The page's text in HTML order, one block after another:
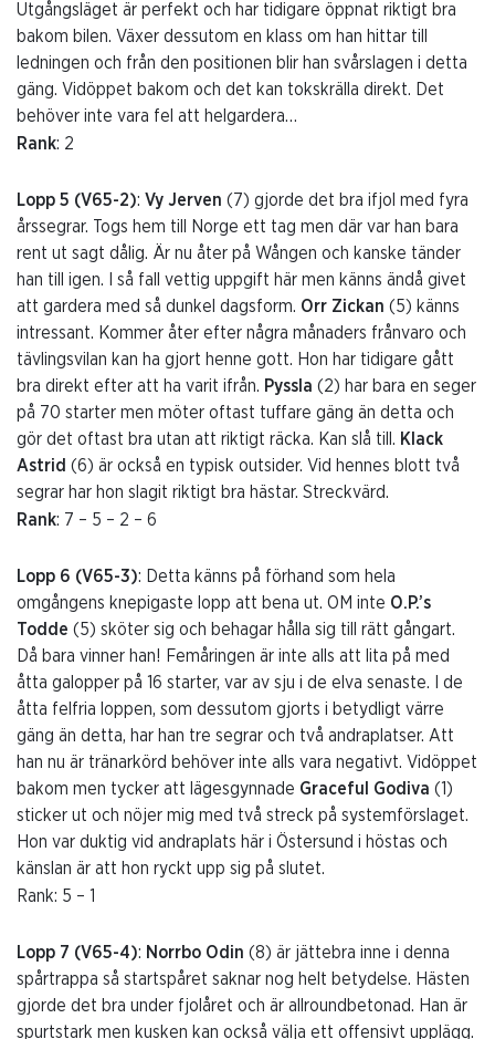
Utgångsläget är perfekt och har tidigare öppnat riktigt bra
bakom bilen. Växer dessutom en klass om han hittar till
ledningen och från den positionen blir han svårslagen i detta
gäng. Vidöppet bakom och det kan tokskrälla direkt. Det
behöver inte vara fel att helgardera…
Rank: 2
Lopp 5 (V65-2): Vy Jerven (7) gjorde det bra ifjol med fyra
årssegrar. Togs hem till Norge ett tag men där var han bara
rent ut sagt dålig. Är nu åter på Wången och kanske tänder
han till igen. I så fall vettig uppgift här men känns ändå givet
att gardera med så dunkel dagsform. Orr Zickan (5) känns
intressant. Kommer åter efter några månaders frånvaro och
tävlingsvilan kan ha gjort henne gott. Hon har tidigare gått
bra direkt efter att ha varit ifrån. Pyssla (2) har bara en seger
på 70 starter men möter oftast tuffare gäng än detta och
gör det oftast bra utan att riktigt räcka. Kan slå till. Klack
Astrid (6) är också en typisk outsider. Vid hennes blott två
segrar har hon slagit riktigt bra hästar. Streckvärd.
Rank: 7 – 5 – 2 – 6
Lopp 6 (V65-3): Detta känns på förhand som hela
omgångens knepigaste lopp att bena ut. OM inte O.P.’s
Todde (5) sköter sig och behagar hålla sig till rätt gångart.
Då bara vinner han! Femåringen är inte alls att lita på med
åtta galopper på 16 starter, var av sju i de elva senaste. I de
åtta felfria loppen, som dessutom gjorts i betydligt värre
gäng än detta, har han tre segrar och två andraplatser. Att
han nu är tränarkörd behöver inte alls vara negativt. Vidöppet
bakom men tycker att lägesgynnade Graceful Godiva (1)
sticker ut och nöjer mig med två streck på systemförslaget.
Hon var duktig vid andraplats här i Östersund i höstas och
känslan är att hon ryckt upp sig på slutet.
Rank: 5 – 1
Lopp 7 (V65-4): Norrbo Odin (8) är jättebra inne i denna
spårtrappa så startspåret saknar nog helt betydelse. Hästen
gjorde det bra under fjolåret och är allroundbetonad. Han är
spurtstark men kusken kan också välja ett offensivt upplägg.